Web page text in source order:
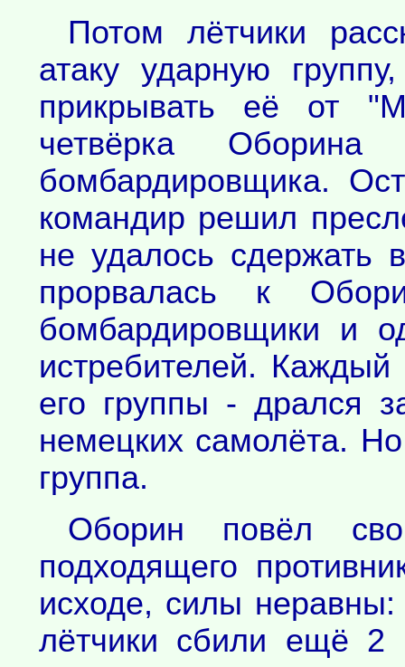
Потом лётчики
атаку ударную
прикрывать её от
четвёрка
бомбардировщика.
командир решил
не удалось сдержать
прорвалась к
бомбардировщики и
истребителей.
его группы - дрался
немецких самолёта.
группа.
Оборин повёл
подходящего
исходе, силы
лётчики сбили ещё 2